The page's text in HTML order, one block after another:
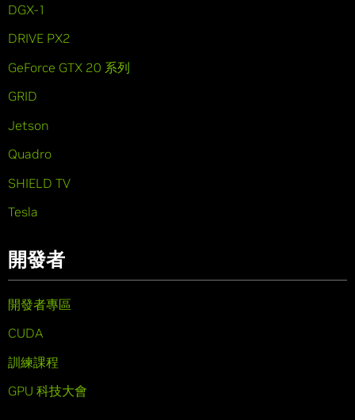
DGX-1
DRIVE PX2
GeForce GTX 20 系列
GRID
Jetson
Quadro
SHIELD TV
Tesla
開發者
開發者專區
CUDA
訓練課程
GPU 科技大會